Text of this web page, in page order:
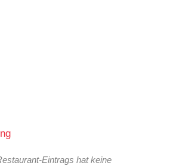
Eintrags hat keine